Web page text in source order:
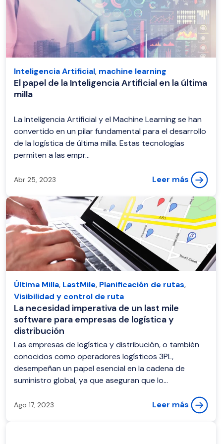
Inteligencia Artificial, machine learning
El papel de la Inteligencia Artificial en la última
milla
La Inteligencia Artificial y el Machine Learning se han
convertido en un pilar fundamental para el desarrollo
de la logística de última milla. Estas tecnologías
permiten a las empr...
Abr 25, 2023 Leer más
Última Milla, LastMile, Planificación de rutas,
Visibilidad y control de ruta
La necesidad imperativa de un last mile
software para empresas de logística y
distribución
Las empresas de logística y distribución, o también
conocidos como operadores logísticos 3PL,
desempeñan un papel esencial en la cadena de
suministro global, ya que aseguran que lo...
Ago 17, 2023 Leer más